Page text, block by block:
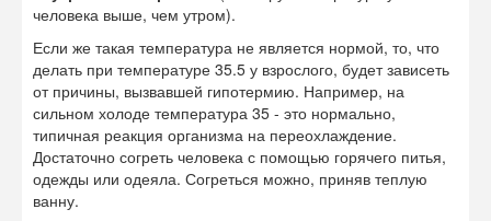
человека выше, чем утром).
Если же такая температура не является нормой, то, что
делать при температуре 35.5 у взрослого, будет зависеть
от причины, вызвавшей гипотермию. Например, на
сильном холоде температура 35 - это нормально,
типичная реакция организма на переохлаждение.
Достаточно согреть человека с помощью горячего питья,
одежды или одеяла. Согреться можно, приняв теплую
ванну.